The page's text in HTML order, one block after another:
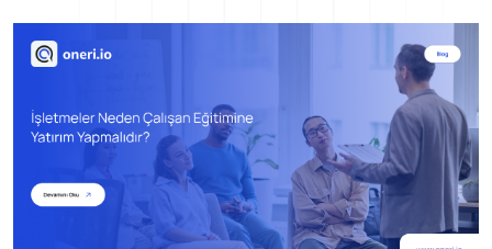
Müşteri Talep Yönetimi
Kaynaklar
Blog